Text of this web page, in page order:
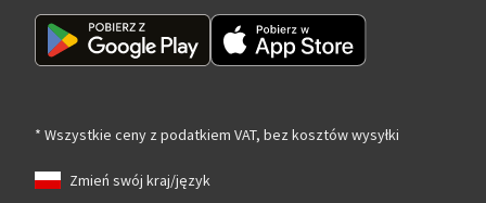
* Wszystkie ceny z podatkiem VAT, bez kosztów wysyłki
Zmień swój kraj/język